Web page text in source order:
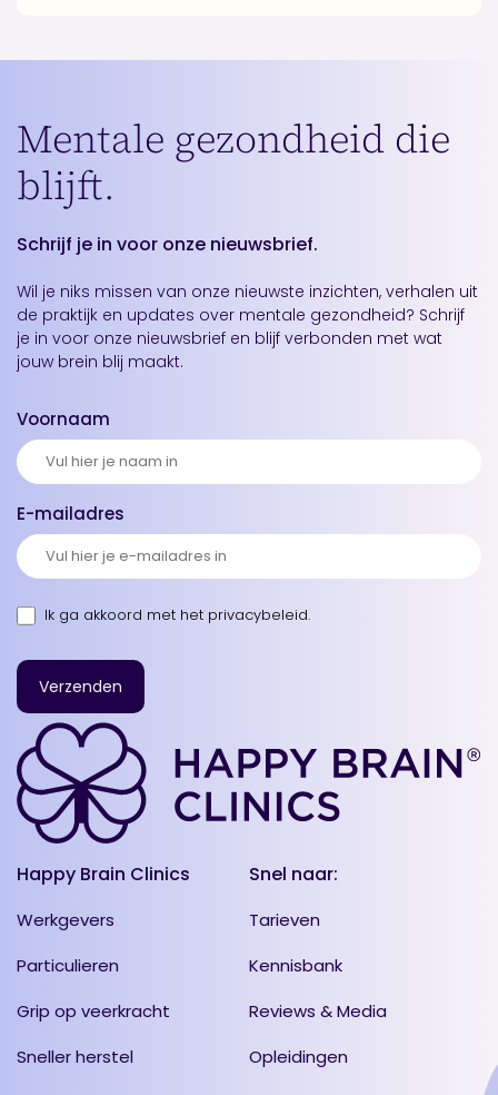
Happy Brain Clinics
Werkgevers
Particulieren
Grip op veerkracht
Sneller herstel
Snel naar:
Tarieven
Kennisbank
Reviews & Media
Opleidingen
Mentale gezondheid die
blijft.
Schrijf je in voor onze nieuwsbrief.
Wil je niks missen van onze nieuwste inzichten, verhalen uit
de praktijk en updates over mentale gezondheid? Schrijf
je in voor onze nieuwsbrief en blijf verbonden met wat
jouw brein blij maakt.
Voornaam
E-mailadres
Ik ga akkoord met het privacybeleid.